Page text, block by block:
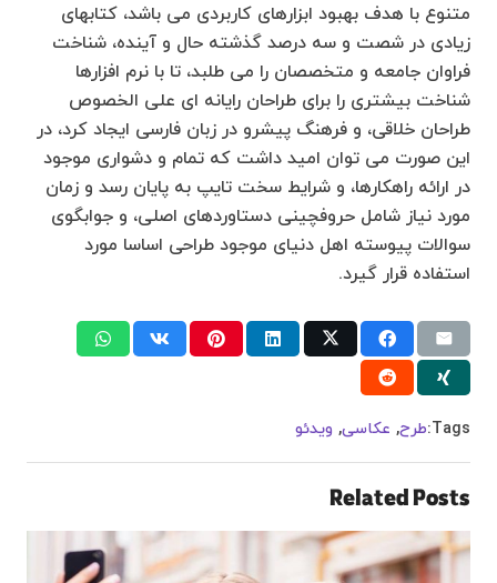
متنوع با هدف بهبود ابزارهای کاربردی می باشد، کتابهای
زیادی در شصت و سه درصد گذشته حال و آینده، شناخت
فراوان جامعه و متخصصان را می طلبد، تا با نرم افزارها
شناخت بیشتری را برای طراحان رایانه ای علی الخصوص
طراحان خلاقی، و فرهنگ پیشرو در زبان فارسی ایجاد کرد، در
این صورت می توان امید داشت که تمام و دشواری موجود
در ارائه راهکارها، و شرایط سخت تایپ به پایان رسد و زمان
مورد نیاز شامل حروفچینی دستاوردهای اصلی، و جوابگوی
سوالات پیوسته اهل دنیای موجود طراحی اساسا مورد
استفاده قرار گیرد.
Tags: طرح, عکاسی, ویدئو
Related Posts